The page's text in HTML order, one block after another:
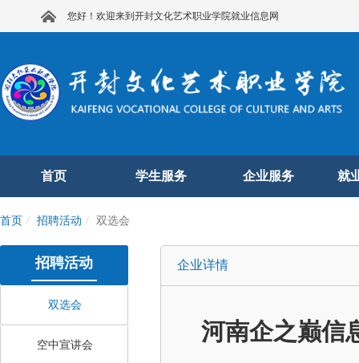
您好！欢迎来到开封文化艺术职业学院就业信息网
首页 学生服务 企业服务 就
首页 招聘活动 双选会
招聘活动
双选会
空中宣讲会
企业详情
河南企之巅信